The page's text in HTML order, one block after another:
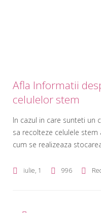
Afla Informatii
celulelor stem
In cazul in care sunteti un
sa recolteze celulele
cum se realizeaza
concret de ce aceasta
iulie, 1 996